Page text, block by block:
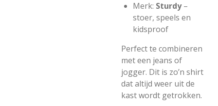
Merk: Sturdy–
stoer, speels en
kidsproof
Perfect te combineren
met een jeans of
jogger. Dit is zo’n shirt
dat altijd weer uit de
kast wordt getrokken.